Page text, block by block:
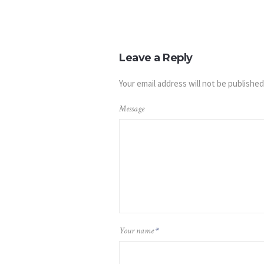
Leave a Reply
Your email address will not be
Message
Your name*